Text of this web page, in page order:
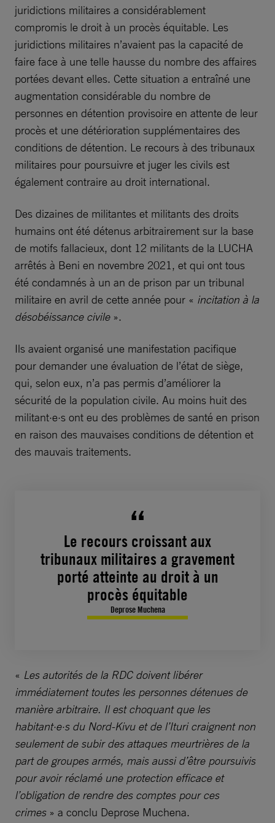
juridictions militaires a considérablement
compromis le droit à un procès équitable. Les
juridictions militaires n’avaient pas la capacité de
faire face à une telle hausse du nombre des affaires
portées devant elles. Cette situation a entraîné une
augmentation considérable du nombre de
personnes en détention provisoire en attente de leur
procès et une détérioration supplémentaires des
conditions de détention. Le recours à des tribunaux
militaires pour poursuivre et juger les civils est
également contraire au droit international.
Des dizaines de militantes et militants des droits
humains ont été détenus arbitrairement sur la base
de motifs fallacieux, dont 12 militants de la LUCHA
arrêtés à Beni en novembre 2021, et qui ont tous
été condamnés à un an de prison par un tribunal
militaire en avril de cette année pour « incitation à la
désobéissance civile».
Ils avaient organisé une manifestation pacifique
pour demander une évaluation de l’état de siège,
qui, selon eux, n’a pas permis d’améliorer la
sécurité de la population civile. Au moins huit des
militant·e·s ont eu des problèmes de santé en prison
en raison des mauvaises conditions de détention et
des mauvais traitements.
Le recours croissant aux
tribunaux militaires a gravement
porté atteinte au droit à un
procès équitable
Deprose Muchena
« Les autorités de la RDC doivent libérer
immédiatement toutes les personnes détenues de
manière arbitraire. Il est choquant que les
habitant·e·s du Nord-Kivu et de l’Ituri craignent non
seulement de subir des attaques meurtrières de la
part de groupes armés, mais aussi d’être poursuivis
pour avoir réclamé une protection efficace et
l’obligation de rendre des comptes pour ces
crimes» a conclu Deprose Muchena.